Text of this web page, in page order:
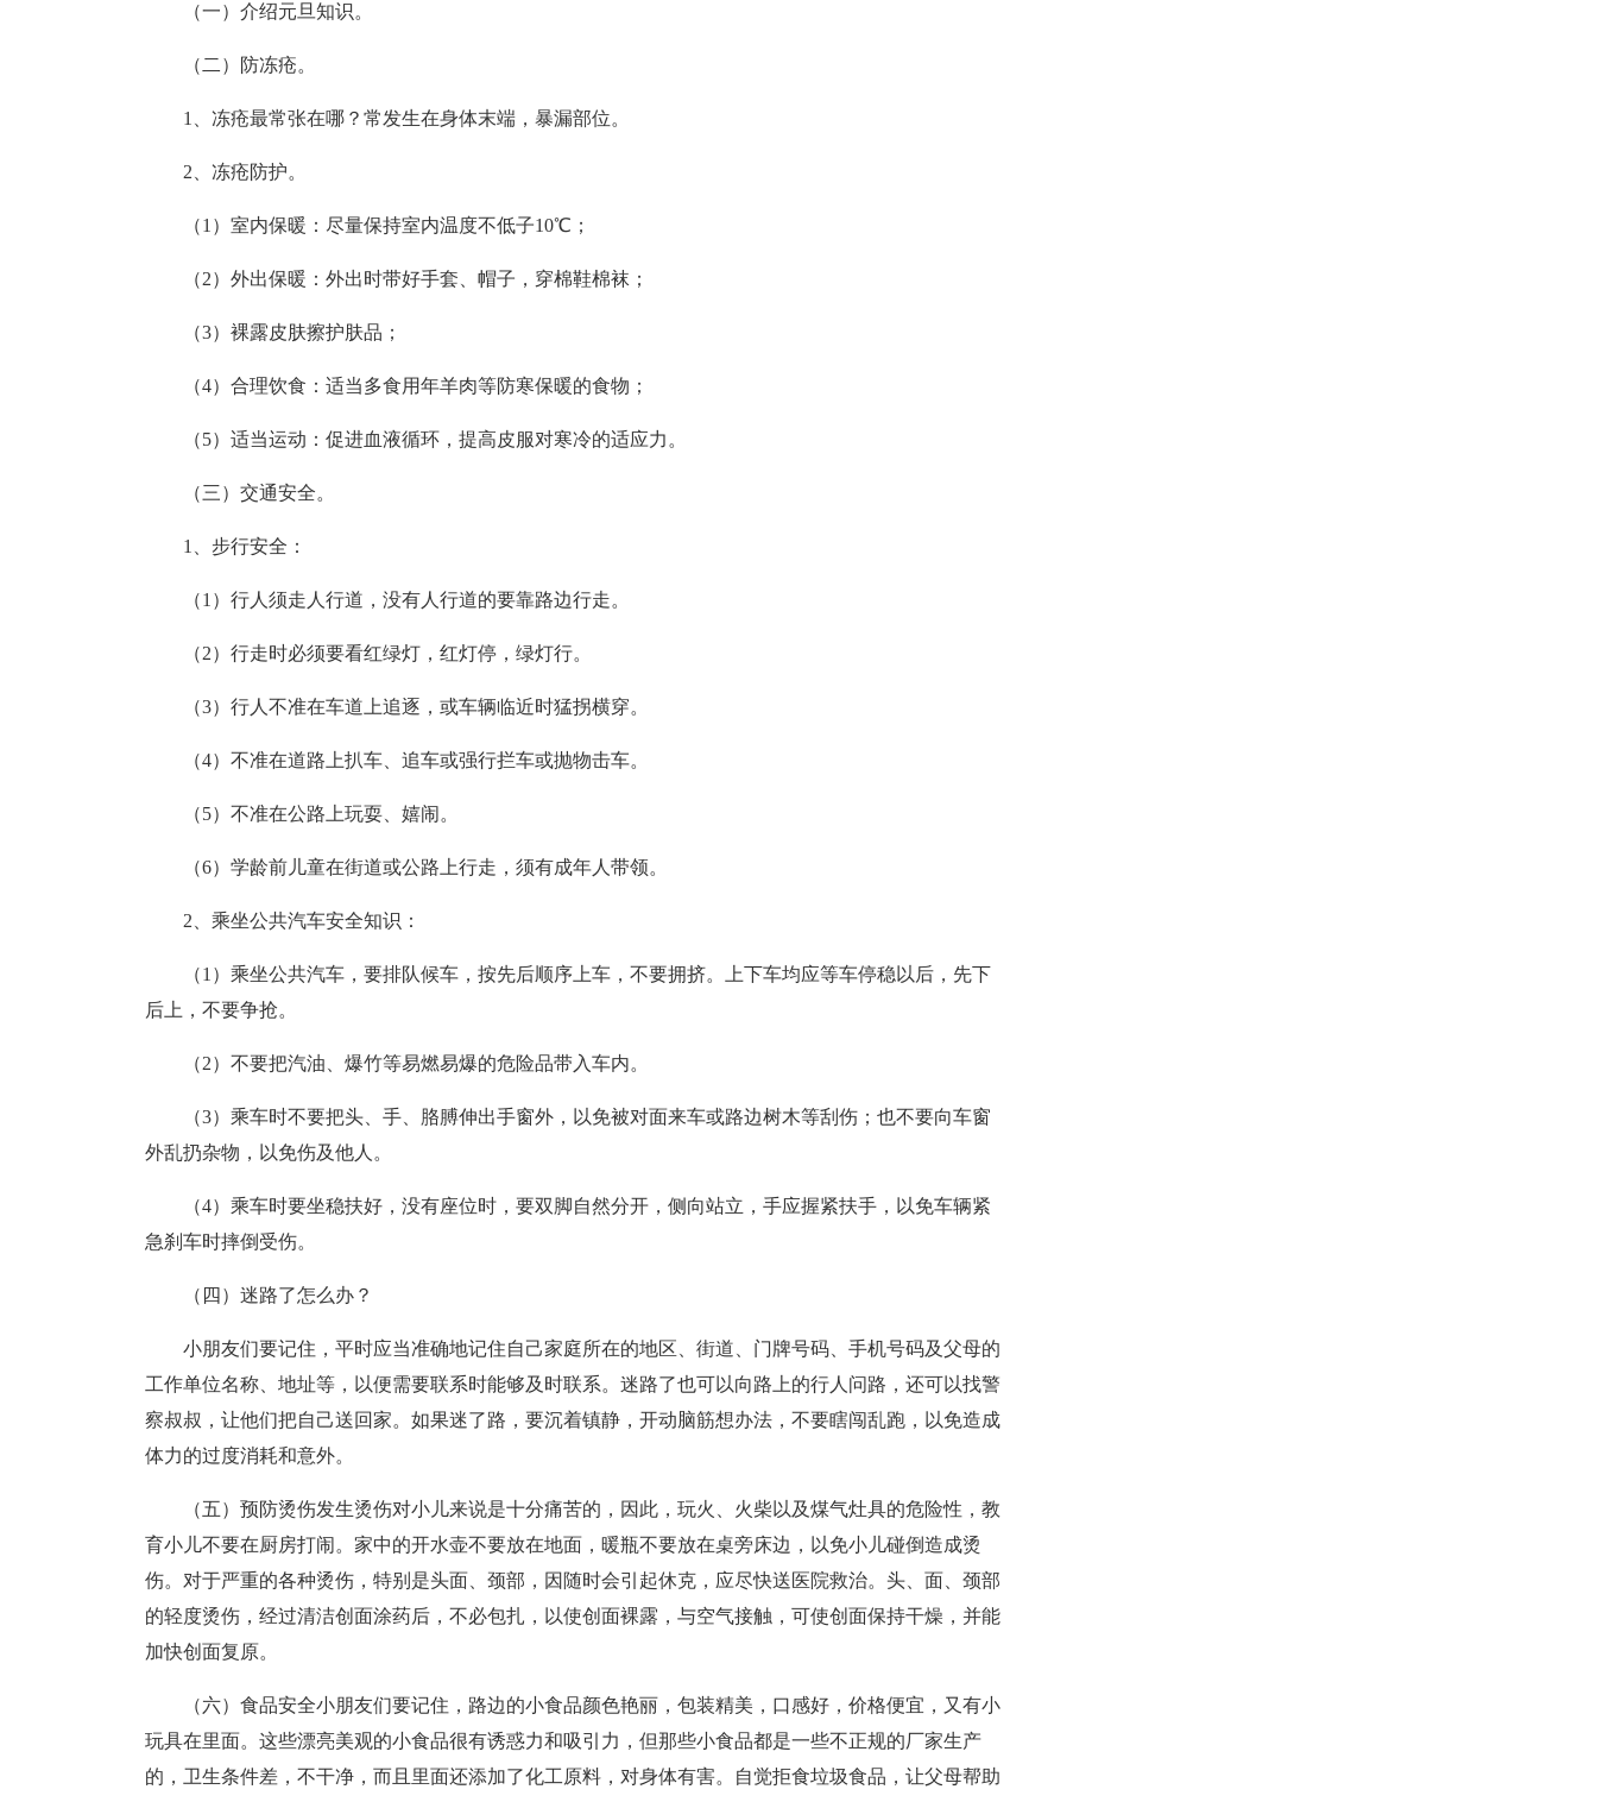
（一）介绍元旦知识。
（二）防冻疮。
1、冻疮最常张在哪？常发生在身体末端，暴漏部位。
2、冻疮防护。
（1）室内保暖：尽量保持室内温度不低子10℃；
（2）外出保暖：外出时带好手套、帽子，穿棉鞋棉袜；
（3）裸露皮肤擦护肤品；
（4）合理饮食：适当多食用年羊肉等防寒保暖的食物；
（5）适当运动：促进血液循环，提高皮服对寒冷的适应力。
（三）交通安全。
1、步行安全：
（1）行人须走人行道，没有人行道的要靠路边行走。
（2）行走时必须要看红绿灯，红灯停，绿灯行。
（3）行人不准在车道上追逐，或车辆临近时猛拐横穿。
（4）不准在道路上扒车、追车或强行拦车或抛物击车。
（5）不准在公路上玩耍、嬉闹。
（6）学龄前儿童在街道或公路上行走，须有成年人带领。
2、乘坐公共汽车安全知识：
（1）乘坐公共汽车，要排队候车，按先后顺序上车，不要拥挤。上下车均应等车停稳以后，先下
后上，不要争抢。
（2）不要把汽油、爆竹等易燃易爆的危险品带入车内。
（3）乘车时不要把头、手、胳膊伸出手窗外，以免被对面来车或路边树木等刮伤；也不要向车窗
外乱扔杂物，以免伤及他人。
（4）乘车时要坐稳扶好，没有座位时，要双脚自然分开，侧向站立，手应握紧扶手，以免车辆紧
急刹车时摔倒受伤。
（四）迷路了怎么办？
小朋友们要记住，平时应当准确地记住自己家庭所在的地区、街道、门牌号码、手机号码及父母的
工作单位名称、地址等，以便需要联系时能够及时联系。迷路了也可以向路上的行人问路，还可以找警
察叔叔，让他们把自己送回家。如果迷了路，要沉着镇静，开动脑筋想办法，不要瞎闯乱跑，以免造成
体力的过度消耗和意外。
（五）预防烫伤发生烫伤对小儿来说是十分痛苦的，因此，玩火、火柴以及煤气灶具的危险性，教
育小儿不要在厨房打闹。家中的开水壶不要放在地面，暖瓶不要放在桌旁床边，以免小儿碰倒造成烫
伤。对于严重的各种烫伤，特别是头面、颈部，因随时会引起休克，应尽快送医院救治。头、面、颈部
的轻度烫伤，经过清洁创面涂药后，不必包扎，以使创面裸露，与空气接触，可使创面保持干燥，并能
加快创面复原。
（六）食品安全小朋友们要记住，路边的小食品颜色艳丽，包装精美，口感好，价格便宜，又有小
玩具在里面。这些漂亮美观的小食品很有诱惑力和吸引力，但那些小食品都是一些不正规的厂家生产
的，卫生条件差，不干净，而且里面还添加了化工原料，对身体有害。自觉拒食垃圾食品，让父母帮助